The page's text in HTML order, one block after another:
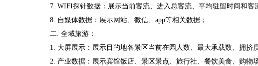
7. WIFI探针数据：展示当前客流、进入总客流、平均驻留时间和客
8. 自媒体数据：展示网站、微信、app等相关数据；
二. 全域旅游：
1. 大屏展示：展示目的地各景区当前在园人数、最大承载数、拥挤
2. 产业数据：展示宾馆饭店、景区景点、旅行社、餐饮美食、购物